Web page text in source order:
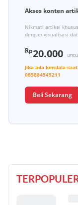
Akses konten
Nikmati artikel
dengan visualisasi
Rp20.000
Jika ada kendala
085884545211
Beli Sekarang